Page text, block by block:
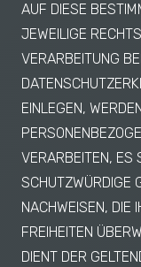
AUF DIESE
JEWEILIGE
VERARBEITUNG
EINLEGEN,
VERARBEITEN, ES
SCHUTZWÜRDIGE
NACHWEISEN, DIE
FREIHEITEN
DIENT DER